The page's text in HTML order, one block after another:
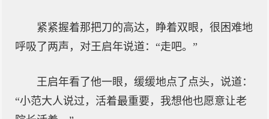
紧紧握着那把刀的高达，睁着双眼，很困难地
呼吸了两声，对王启年说道：“走吧。”
王启年看了他一眼，缓缓地点了点头，说道：
“小范大人说过，活着最重要，我想他也愿意让老